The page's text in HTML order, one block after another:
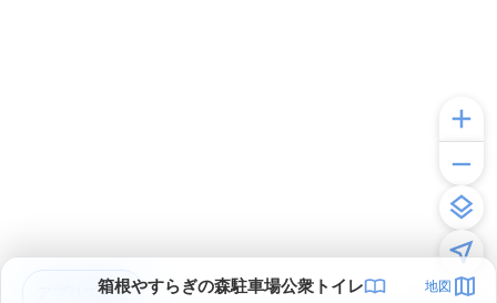
箱根やすらぎの森駐車場公衆トイレ 地図
アプリで見る